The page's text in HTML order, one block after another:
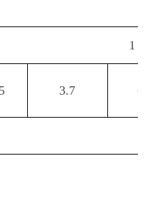
1
3.7 6